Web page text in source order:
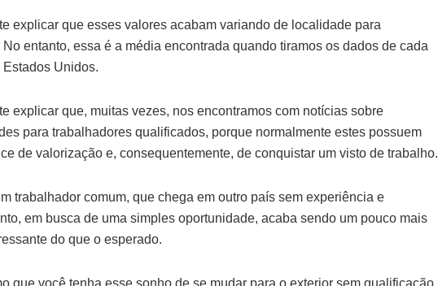
explicar que esses valores acabam variando de localidade para
entanto, essa é a média encontrada quando tiramos os dados de cada
Unidos.
explicar que, muitas vezes, nos encontramos com notícias sobre
para trabalhadores qualificados, porque normalmente estes possuem
de valorização e, consequentemente, de conquistar um visto de trabalho.
trabalhador comum, que chega em outro país sem experiência e
em busca de uma simples oportunidade, acaba sendo um pouco mais
do que o esperado.
que você tenha esse sonho de se mudar para o exterior sem qualificação